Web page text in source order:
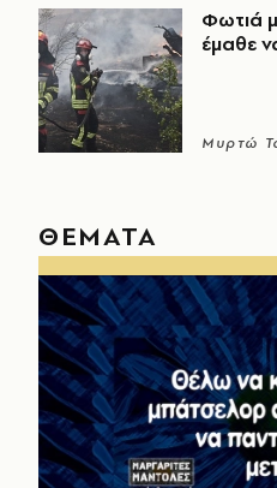
Φωτιά
έμαθε
Μυρτώ
ΘΕΜΑΤΑ